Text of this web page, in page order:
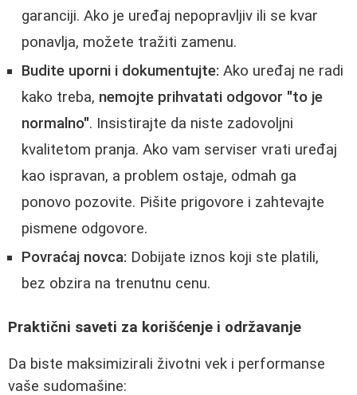
garanciji. Ako je uređaj nepopravljiv ili se kvar
ponavlja, možete tražiti zamenu.
Budite uporni i dokumentujte: Ako uređaj ne radi
kako treba, nemojte prihvatati odgovor "to je
normalno". Insistirajte da niste zadovoljni
kvalitetom pranja. Ako vam serviser vrati uređaj
kao ispravan, a problem ostaje, odmah ga
ponovo pozovite. Pišite prigovore i zahtevajte
pismene odgovore.
Povraćaj novca: Dobijate iznos koji ste platili,
bez obzira na trenutnu cenu.
Praktični saveti za korišćenje i održavanje
Da biste maksimizirali životni vek i performanse
vaše sudomašine: